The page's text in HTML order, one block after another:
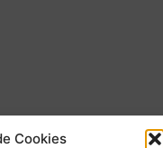
Cookies